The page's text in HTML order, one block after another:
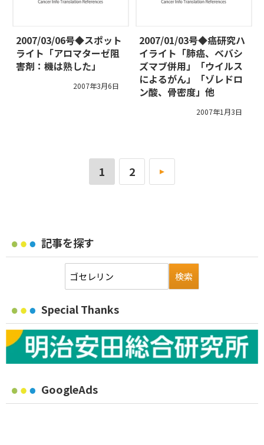
2007/03/06号◆スポット
ライト「アロマターゼ阻
害剤：機は熟した」
2007年3月6日
2007/01/03号◆癌研究ハ
イライト「肺癌、ベバシ
ズマブ併用」「ウイルス
によるがん」「ゾレドロ
ン酸、骨密度」他
2007年1月3日
1 2 »
記事を探す
Special Thanks
GoogleAds